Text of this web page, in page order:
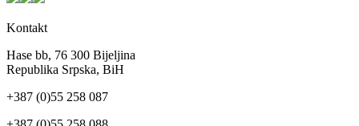
Kontakt
Hase bb, 76 300 Bijeljina
Republika Srpska, BiH
+387 (0)55 258 087